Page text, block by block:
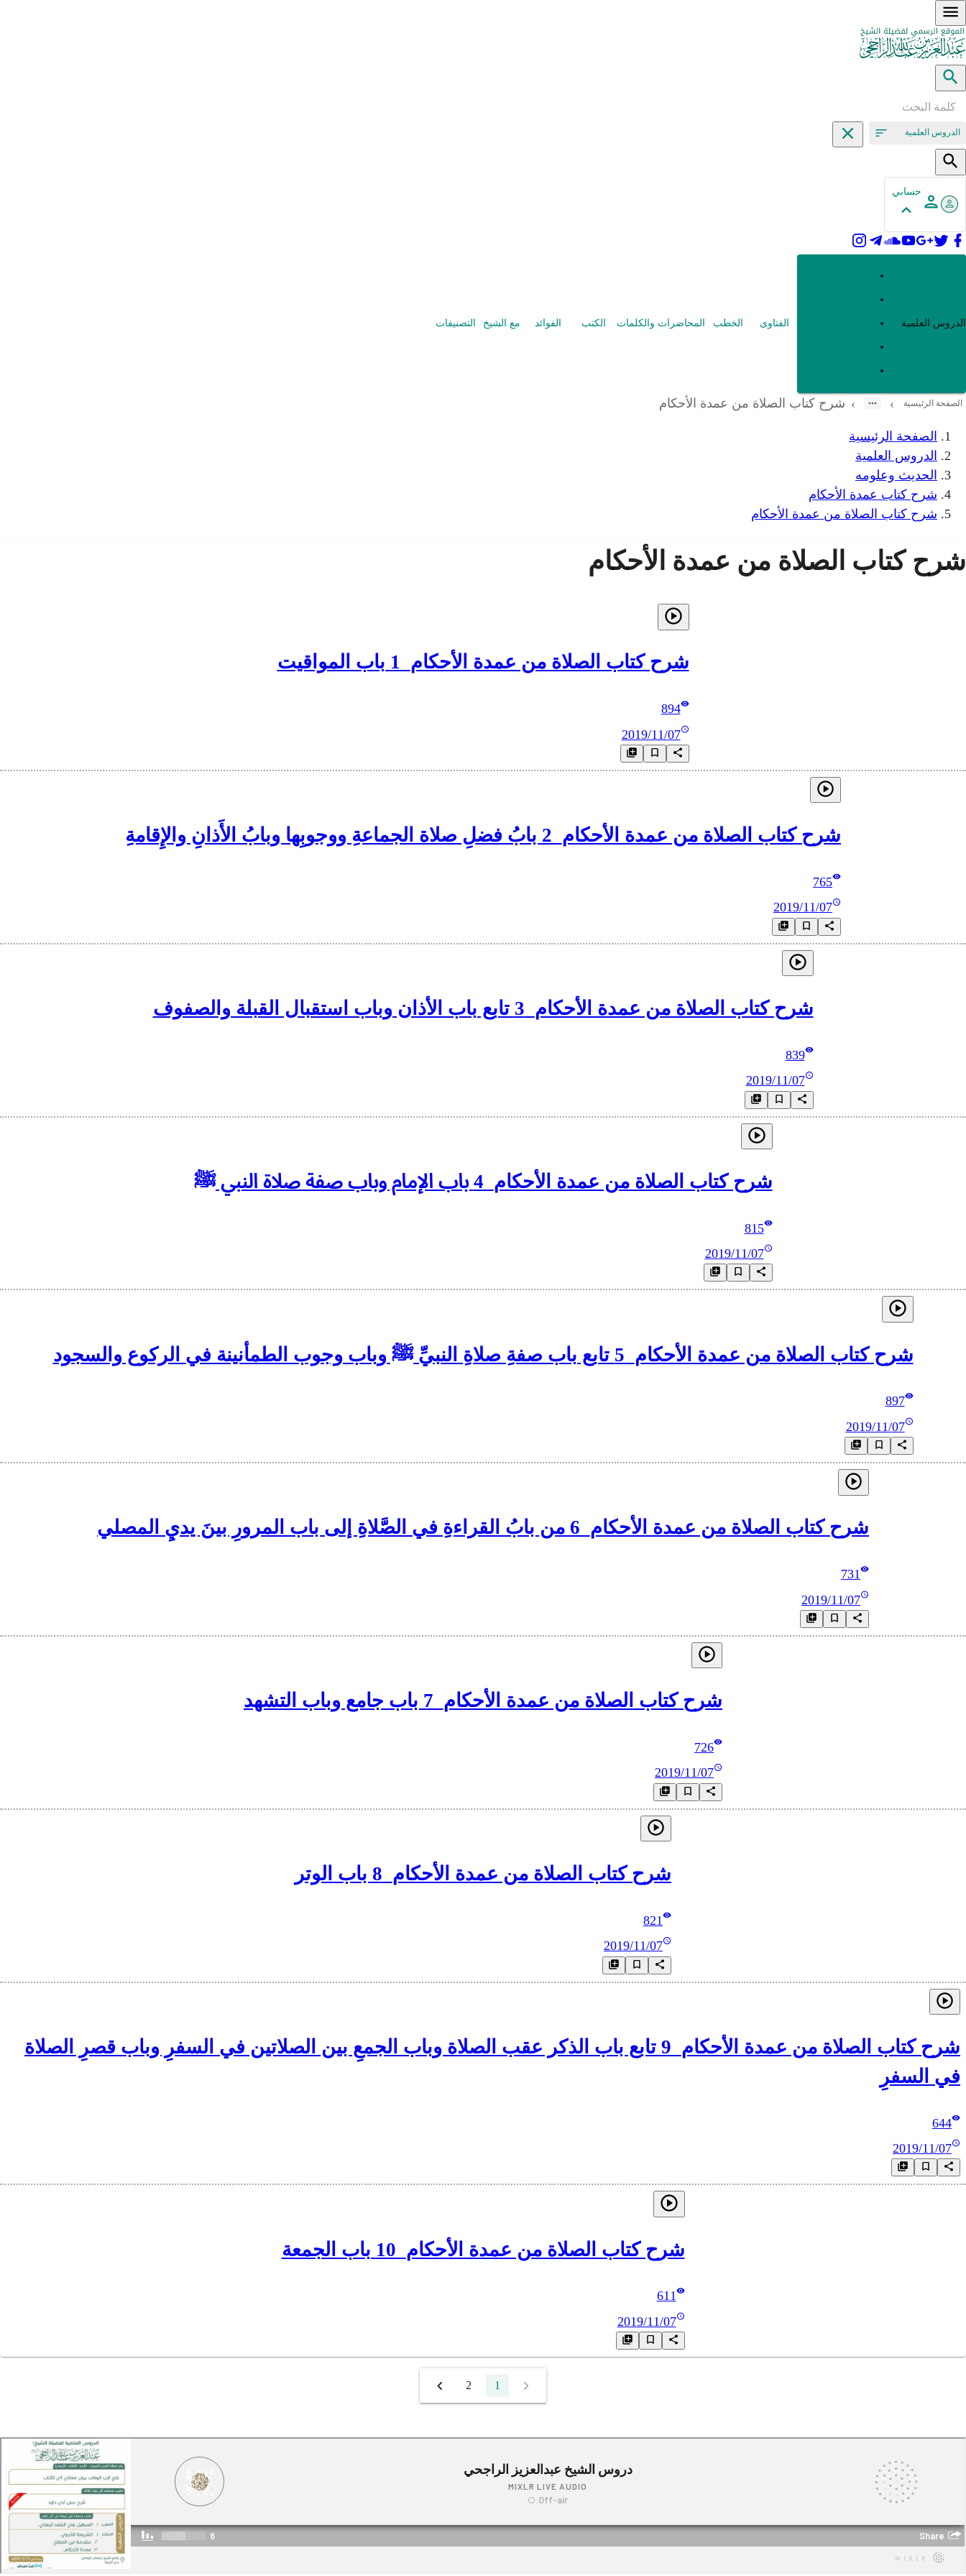
الدروس العلمية
حسابي
الدروس العلمية الفتاوى الخطب المحاضرات والكلمات الكتب الفوائد مع الشيخ التصنيفات
الصفحة الرئيسية ›
› شرح كتاب الصلاة من عمدة الأحكام
الصفحة الرئيسية
الدروس العلمية
الحديث وعلومه
شرح كتاب عمدة الأحكام
شرح كتاب الصلاة من عمدة الأحكام
شرح كتاب الصلاة من عمدة الأحكام
شرح كتاب الصلاة من عمدة الأحكام_1 باب المواقيت
894
2019/11/07
شرح كتاب الصلاة من عمدة الأحكام_2 بابُ فضلِ صلاة الجماعةِ ووجوبِها وبابُ الأَذانِ والإِقامةِ
765
2019/11/07
شرح كتاب الصلاة من عمدة الأحكام_3 تابع باب الأذان وباب استقبال القبلة والصفوف
839
2019/11/07
شرح كتاب الصلاة من عمدة الأحكام_4 باب الإمام وباب صفة صلاة النبي ﷺ
815
2019/11/07
شرح كتاب الصلاة من عمدة الأحكام_5 تابع باب صفةِ صلاةِ النبيِّ ﷺ وباب وجوب الطمأنينة في الركوع والسجود
897
2019/11/07
شرح كتاب الصلاة من عمدة الأحكام_6 من بابُ القراءةِ في الصَّلاةِ إلى باب المرورِ بينَ يديِ المصلي
731
2019/11/07
شرح كتاب الصلاة من عمدة الأحكام_7 باب جامع وباب التشهد
726
2019/11/07
شرح كتاب الصلاة من عمدة الأحكام_8 باب الوتر
821
2019/11/07
شرح كتاب الصلاة من عمدة الأحكام_9 تابع باب الذكر عقب الصلاة وباب الجمعِ بين الصلاتين في السفرِ وباب قصرِ الصلاة
في السفرِ
644
2019/11/07
شرح كتاب الصلاة من عمدة الأحكام_10 باب الجمعة
611
2019/11/07
1
2